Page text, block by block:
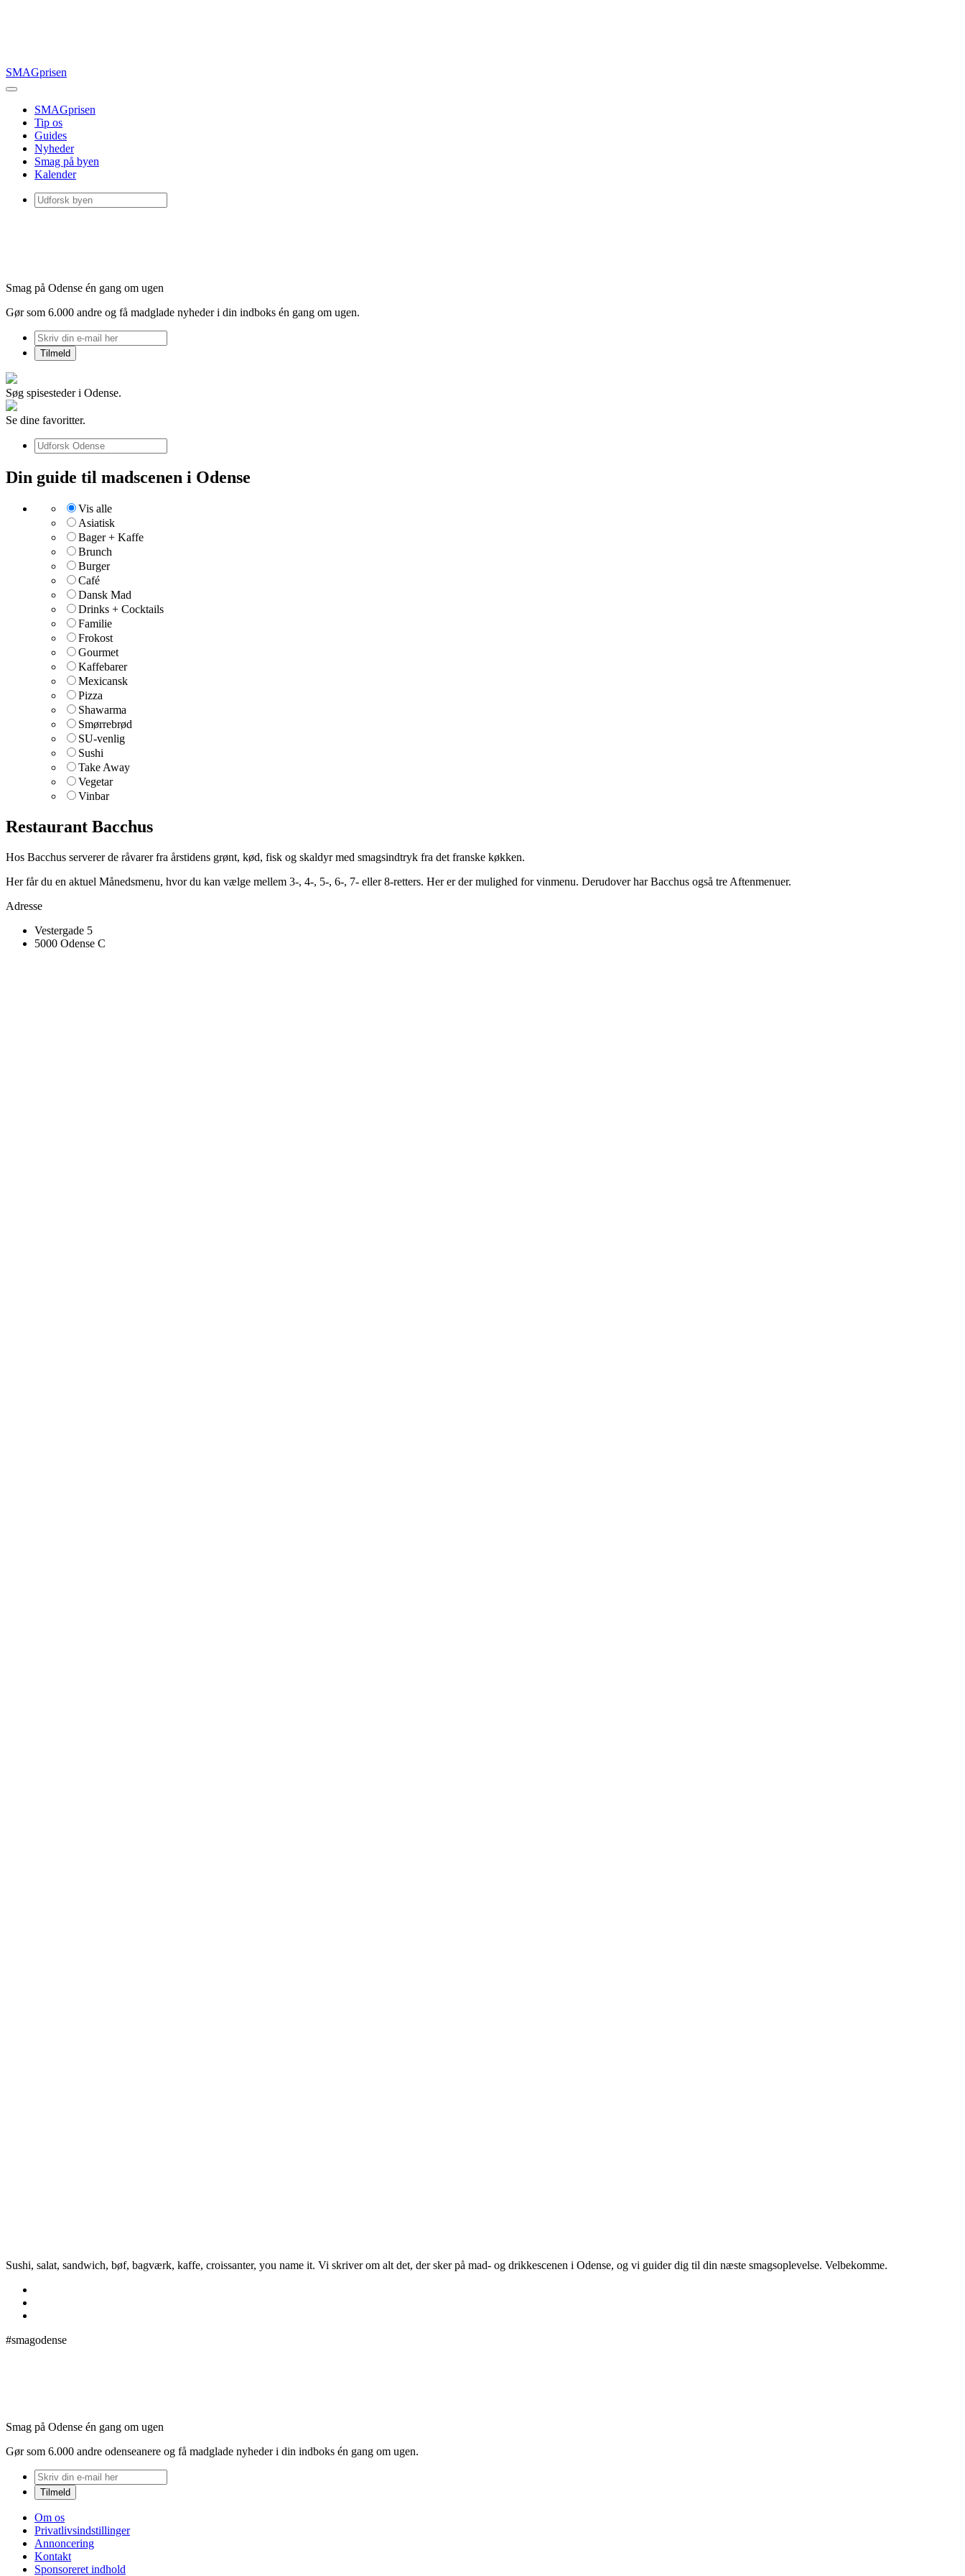
SMAGprisen
SMAGprisen
Tip os
Guides
Nyheder
Smag på byen
Kalender
Smag på Odense én gang om ugen
Gør som 6.000 andre og få madglade nyheder i din indboks én gang om ugen.
Søg spisesteder i Odense.
Se dine favoritter.
Din guide til madscenen i Odense
Vis alle
Asiatisk
Bager + Kaffe
Brunch
Burger
Café
Dansk Mad
Drinks + Cocktails
Familie
Frokost
Gourmet
Kaffebarer
Mexicansk
Pizza
Shawarma
Smørrebrød
SU-venlig
Sushi
Take Away
Vegetar
Vinbar
Restaurant Bacchus
Hos Bacchus serverer de råvarer fra årstidens grønt, kød, fisk og skaldyr med smagsindtryk fra det franske køkken.
Her får du en aktuel Månedsmenu, hvor du kan vælge mellem 3-, 4-, 5-, 6-, 7- eller 8-retters. Her er der mulighed for vinmenu. Derudover har Bacchus også tre Aftenmenuer.
Adresse
Vestergade 5
5000 Odense C
Sushi, salat, sandwich, bøf, bagværk, kaffe, croissanter, you name it. Vi skriver om alt det, der sker på mad- og drikkescenen i Odense, og vi guider dig til din næste smagsoplevelse. Velbekomme.
#smagodense
Smag på Odense én gang om ugen
Gør som 6.000 andre odenseanere og få madglade nyheder i din indboks én gang om ugen.
Om os
Privatlivsindstillinger
Annoncering
Kontakt
Sponsoreret indhold